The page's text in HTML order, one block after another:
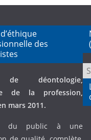
des
de déontologie,
de la profession,
mars 2011.
du public à une